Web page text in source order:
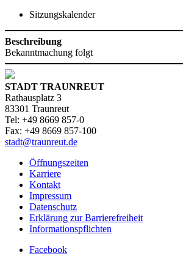
Sitzungskalender
Beschreibung
Bekanntmachung folgt
STADT TRAUNREUT
Rathausplatz 3
83301 Traunreut
Tel: +49 8669 857-0
Fax: +49 8669 857-100
stadt@traunreut.de
Öffnungszeiten
Karriere
Kontakt
Impressum
Datenschutz
Erklärung zur Barrierefreiheit
Informationspflichten
Facebook